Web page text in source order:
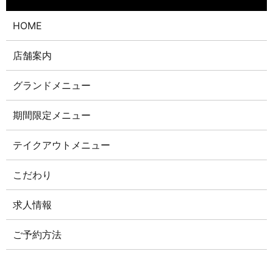
HOME
店舗案内
グランドメニュー
期間限定メニュー
テイクアウトメニュー
こだわり
求人情報
ご予約方法